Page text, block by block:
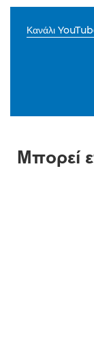
Κανάλι
Μπορεί